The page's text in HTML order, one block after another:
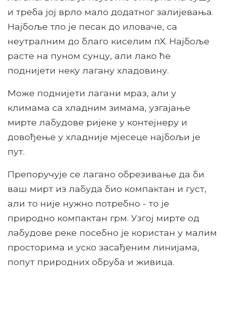
и треба јој врло мало додатног залијевања.
Најбоље тло је песак до иловаче, са
неутралним до благо киселим пХ. Најбоље
расте на пуном сунцу, али лако ће
поднијети неку лагану хладовину.
Може поднијети лагани мраз, али у
климама са хладним зимама, узгајање
мирте лабудове ријеке у контејнеру и
довођење у хладније мјесеце најбољи је
пут.
Препоручује се лагано обрезивање да би
ваш мирт из лабуда био компактан и густ,
али то није нужно потребно - то је
природно компактан грм. Узгој мирте од
лабудове реке посебно је користан у малим
просторима и уско засађеним линијама,
попут природних обруба и живица.